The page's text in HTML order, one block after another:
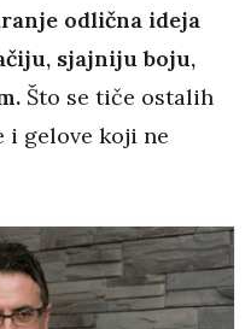
odlična ideja
sjajniju boju,
Što se tiče ostalih
i gelove koji ne